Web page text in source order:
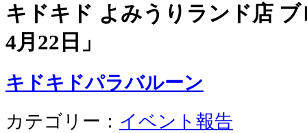
キドキド よみうりランド店
4月22日 」
キドキドパラバルーン
カテゴリー： イベント報告